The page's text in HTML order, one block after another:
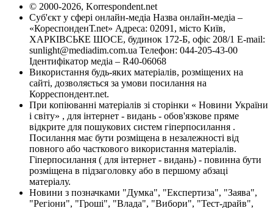
© 2000-2026, Korrespondent.net
Суб'єкт у сфері онлайн-медіа Назва онлайн-медіа –
«КореспонденТ.net» Адреса: 02091, місто Київ,
ХАРКІВСЬКЕ ШОСЕ, будинок 172-Б, офіс 208/1 E-mail:
sunlight@mediadim.com.ua Телефон: 044-205-43-00
Ідентифікатор медіа – R40-06068
Використання будь-яких матеріалів, розміщених на
сайті, дозволяється за умови посилання на
Корреспондент.net.
При копіюванні матеріалів зі сторінки « Новини України
і світу» , для інтернет - видань - обов'язкове пряме
відкрите для пошукових систем гіперпосилання .
Посилання має бути розміщена в незалежності від
повного або часткового використання матеріалів.
Гіперпосилання ( для інтернет - видань) - повинна бути
розміщена в підзаголовку або в першому абзаці
матеріалу.
Новини з позначками "Думка", "Експертиза", "Заява",
"Регіони", "Гроші", "Влада", "Вибори", "Тест-драйв",